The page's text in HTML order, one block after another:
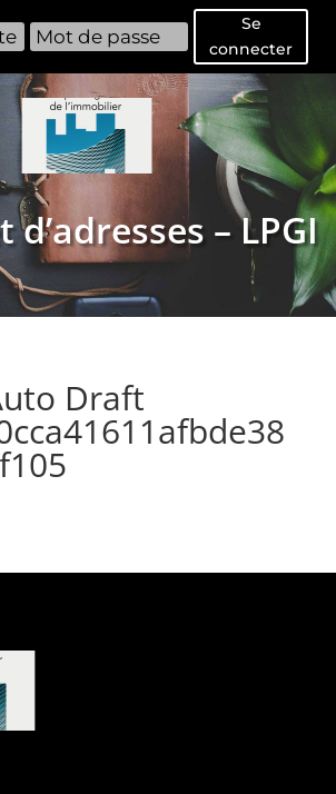
Se
connecter
d’adresses – LPGI
Draft